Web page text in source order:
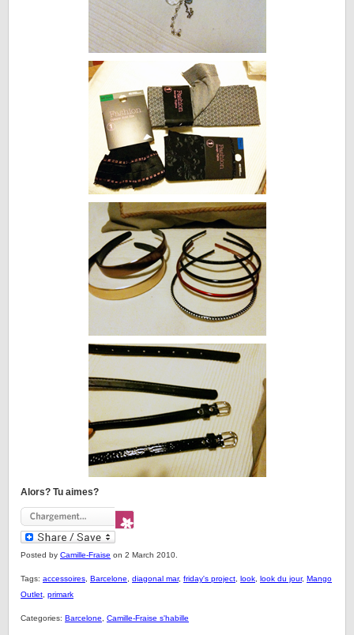
Alors? Tu aimes?
Posted by Camille-Fraise on 2 March 2010.
Tags: accessoires Barcelone diagonal mar, friday's project look look du jour, Mango
Outlet primark
Categories: Barcelone Camille-Fraise s'habille